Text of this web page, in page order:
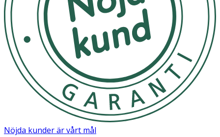
Sodium anisate, Sodium levulinate, Sorbitan caprylate,
Potassium hydroxide, Aqua, Citral**, Citronellol**,
Geraniol**, Limonene**, Linalool**.
Nöjda kunder är vårt mål